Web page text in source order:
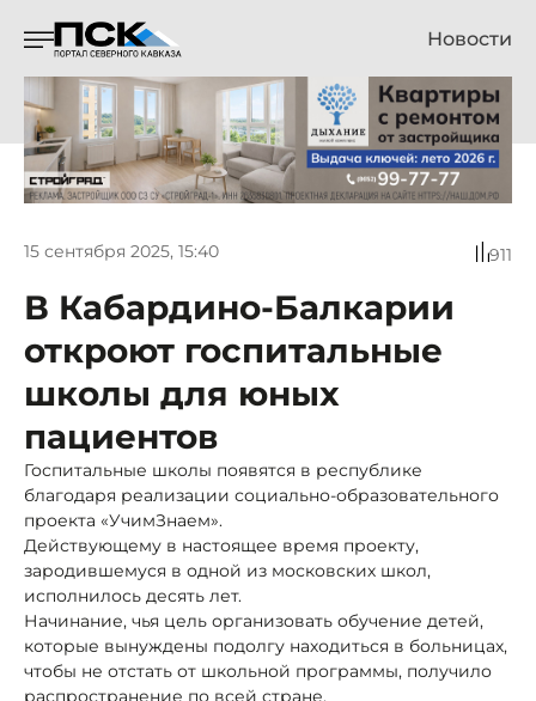
Новости
15 сентября 2025, 15:40 911
В Кабардино-Балкарии
откроют госпитальные
школы для юных
пациентов
Госпитальные школы появятся в республике
благодаря реализации социально-образовательного
проекта «УчимЗнаем».
Действующему в настоящее время проекту,
зародившемуся в одной из московских школ,
исполнилось десять лет.
Начинание, чья цель организовать обучение детей,
которые вынуждены подолгу находиться в больницах,
чтобы не отстать от школьной программы, получило
распространение по всей стране.